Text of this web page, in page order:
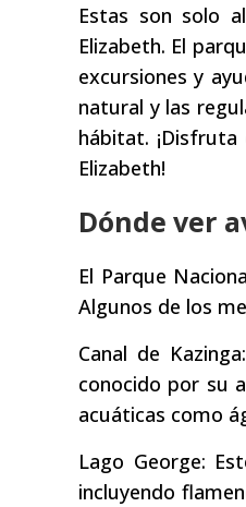
Estas son solo
Elizabeth. El
excursiones y
natural y las
hábitat. ¡Disfruta
Elizabeth!
Dónde ver
El Parque
Algunos de los
Canal de
conocido por su
acuáticas como
Lago George:
incluyendo